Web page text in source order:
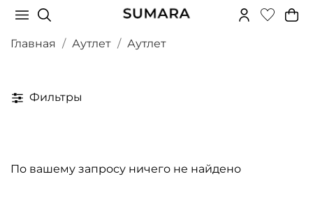
Главная Аутлет Аутлет
Фильтры
По вашему запросу ничего не найдено